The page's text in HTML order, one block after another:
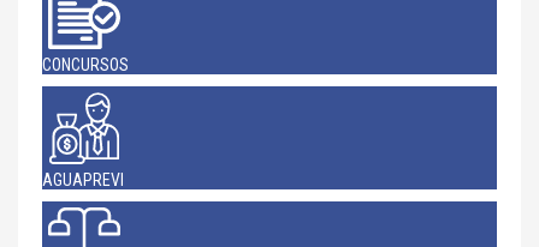
CONCURSOS
AGUAPREVI